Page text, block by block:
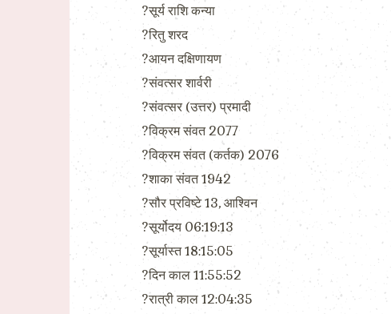
?सूर्य राशि कन्या
?रितु शरद
?आयन दक्षिणायण
?संवत्सर शार्वरी
?संवत्सर (उत्तर) प्रमादी
?विक्रम संवत 2077
?विक्रम संवत (कर्तक) 2076
?शाका संवत 1942
?सौर प्रविष्टे 13, आश्विन
?सूर्योदय 06:19:13
?सूर्यास्त 18:15:05
?दिन काल 11:55:52
?रात्री काल 12:04:35